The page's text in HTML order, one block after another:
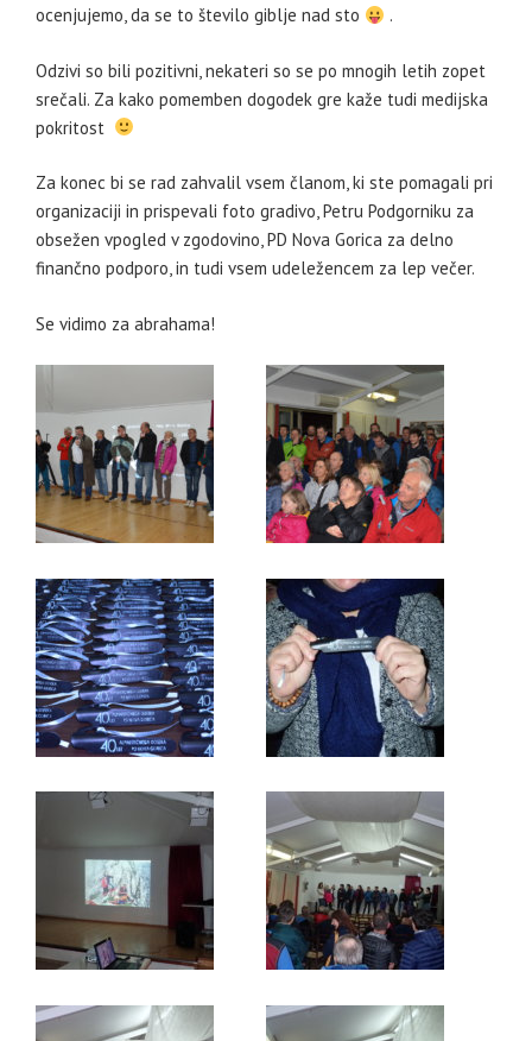
ocenjujemo, da se to število giblje nad sto
.
Odzivi so bili pozitivni, nekateri so se po mnogih letih zopet
srečali. Za kako pomemben dogodek gre kaže tudi medijska
pokritost
Za konec bi se rad zahvalil vsem članom, ki ste pomagali pri
organizaciji in prispevali foto gradivo, Petru Podgorniku za
obsežen vpogled v zgodovino, PD Nova Gorica za delno
finančno podporo, in tudi vsem udeležencem za lep večer.
Se vidimo za abrahama!